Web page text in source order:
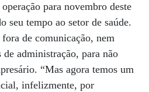
para novembro deste
seu tempo ao setor de saúde.
de comunicação, nem
administração, para não
“Mas agora temos um
infelizmente, por